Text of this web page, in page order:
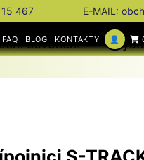
467 E-MAIL:
FAQ BLOG KONTAKTY 👤
osvětlení